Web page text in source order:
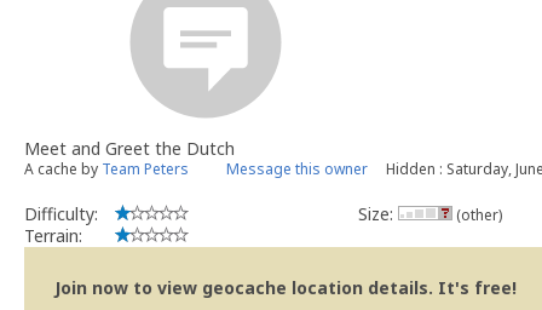
Meet and Greet the Dutch
A cache by Team Peters Message this owner Hidden : Saturday,
Difficulty:
Terrain:
Size: (other)
Join now to view geocache location details. It's free!